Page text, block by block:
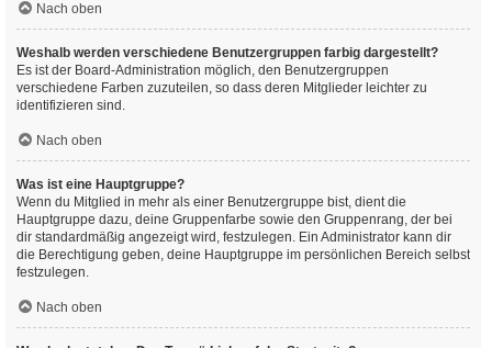
Nach oben
Weshalb werden verschiedene Benutzergruppen farbig dargestellt?
Es ist der Board-Administration möglich, den Benutzergruppen
verschiedene Farben zuzuteilen, so dass deren Mitglieder leichter zu
identifizieren sind.
Nach oben
Was ist eine Hauptgruppe?
Wenn du Mitglied in mehr als einer Benutzergruppe bist, dient die
Hauptgruppe dazu, deine Gruppenfarbe sowie den Gruppenrang, der bei
dir standardmäßig angezeigt wird, festzulegen. Ein Administrator kann dir
die Berechtigung geben, deine Hauptgruppe im persönlichen Bereich selbst
festzulegen.
Nach oben